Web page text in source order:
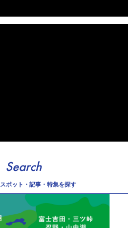
Search
スポット・記事・特集を探す